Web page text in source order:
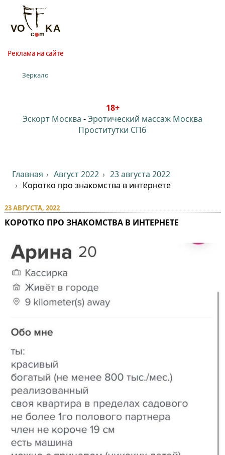
Реклама на сайте
Зеркало
18+
Эскорт Москва -Эротический массаж Москва
Проститутки СПб
Главная Август 2022
23 августа 2022
Коротко про знакомства в интернете
23 АВГУСТА, 2022
КОРОТКО ПРО ЗНАКОМСТВА В ИНТЕРНЕТЕ